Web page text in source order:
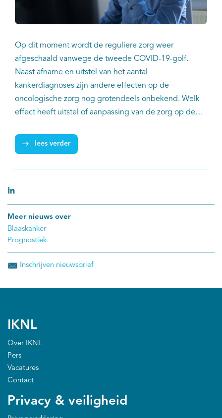
Op dit moment wordt de reguliere zorg weer
afgeschaald vanwege de tweede COVID-19-golf.
Naast afname en uitstel van het aantal
kankerdiagnoses zijn andere effecten op de
oncologische zorg nog grotendeels onbekend. Welk
effect heeft uitstel of aanpassing van de zorg op de
kunnen in de toekomst worden beantwoord op basis
van data uit de Nederlandse Kankerregistratie (NKR).
lees verder
Meer nieuws over
Blaaskanker
Prognostiek
Inschrijven nieuwsbrief
IKNL
Over IKNL
Pers
Vacatures
Contact
Privacy & veiligheid